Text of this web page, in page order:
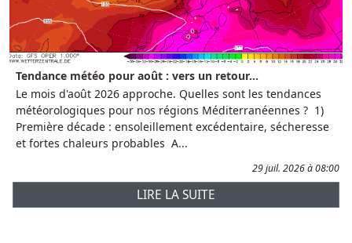
Tendance météo pour août : vers un retour...
Le mois d'août 2026 approche. Quelles sont les tendances
météorologiques pour nos régions Méditerranéennes ? 1)
Première décade : ensoleillement excédentaire, sécheresse
et fortes chaleurs probables A...
29 juil. 2026 à 08:00
LIRE LA SUITE